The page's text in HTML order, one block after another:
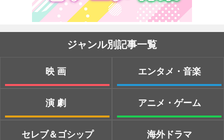
ジャンル別記事一覧
映画
演劇
セレブ＆ゴシップ
エンタメ・音楽
アニメ・ゲーム
海外ドラマ